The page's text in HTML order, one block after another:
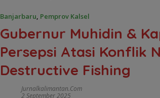
Banjarbaru, Pemprov Kalsel
Gubernur Muhidin &
Persepsi Atasi Konflik
Destructive Fishing
Jurnalkalimantan.com
2 September 2025